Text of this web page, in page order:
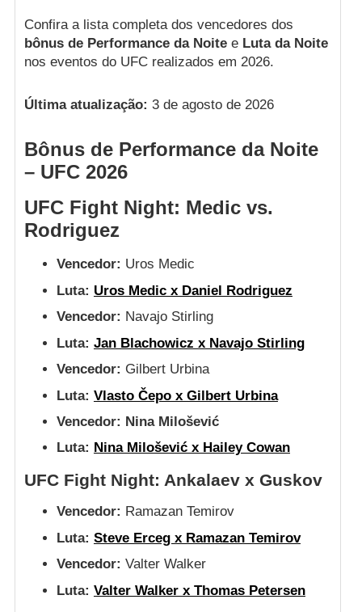
Confira a lista completa dos vencedores dos
bônus de Performance da Noitee Luta da Noite
nos eventos do UFC realizados em 2026.
Última atualização: 3 de agosto de 2026
Bônus de Performance da Noite
– UFC 2026
UFC Fight Night: Medic vs.
Rodriguez
Vencedor: Uros Medic
Luta: Uros Medic x Daniel Rodriguez
Vencedor: Navajo Stirling
Luta: Jan Blachowicz x Navajo Stirling
Vencedor: Gilbert Urbina
Luta: Vlasto Čepo x Gilbert Urbina
Vencedor: Nina Milošević
Luta: Nina Milošević x Hailey Cowan
UFC Fight Night: Ankalaev x Guskov
Vencedor: Ramazan Temirov
Luta: Steve Erceg x Ramazan Temirov
Vencedor: Valter Walker
Luta: Valter Walker x Thomas Petersen